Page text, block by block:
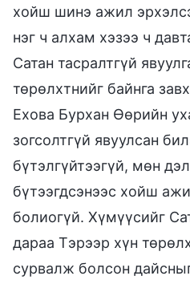
хойш шинэ ажил
нэг ч алхам хэзээ ч
Сатан тасралтгүй
төрөлхтнийг байнга
Ехова Бурхан Өөрийн
зогсолтгүй явуулсан
бүтэлгүйтээгүй, мөн
бүтээгдсэнээс хойш
болиогүй. Хүмүүсийг
дараа Тэрээр хүн
сурвалж болсон